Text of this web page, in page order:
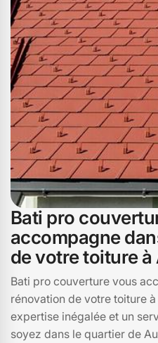
Bati pro
accompagne
de votre toiture à
Bati pro couverture vous
rénovation de votre toiture
expertise inégalée et un
soyez dans le quartier de